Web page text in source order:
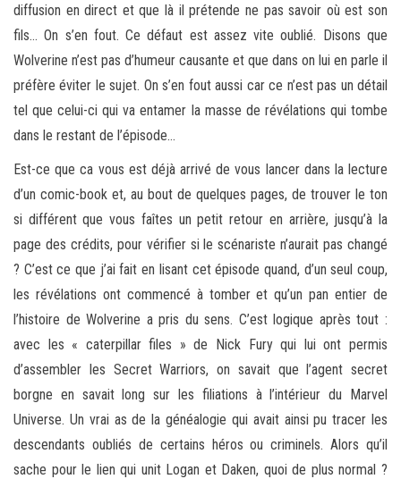
diffusion en direct et que là il prétende ne pas savoir où est son
fils… On s’en fout. Ce défaut est assez vite oublié. Disons que
Wolverine n’est pas d’humeur causante et que dans on lui en parle il
préfère éviter le sujet. On s’en fout aussi car ce n’est pas un détail
tel que celui-ci qui va entamer la masse de révélations qui tombe
dans le restant de l’épisode…
Est-ce que ca vous est déjà arrivé de vous lancer dans la lecture
d’un comic-book et, au bout de quelques pages, de trouver le ton
si différent que vous faîtes un petit retour en arrière, jusqu’à la
page des crédits, pour vérifier si le scénariste n’aurait pas changé
? C’est ce que j’ai fait en lisant cet épisode quand, d’un seul coup,
les révélations ont commencé à tomber et qu’un pan entier de
l’histoire de Wolverine a pris du sens. C’est logique après tout :
avec les « caterpillar files » de Nick Fury qui lui ont permis
d’assembler les Secret Warriors, on savait que l’agent secret
borgne en savait long sur les filiations à l’intérieur du Marvel
Universe. Un vrai as de la généalogie qui avait ainsi pu tracer les
descendants oubliés de certains héros ou criminels. Alors qu’il
sache pour le lien qui unit Logan et Daken, quoi de plus normal ?